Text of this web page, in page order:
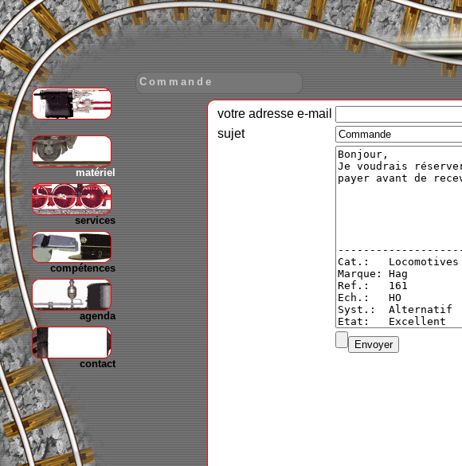
matériel
services
compétences
agenda
contact
Commande
votre adresse e-mail
sujet